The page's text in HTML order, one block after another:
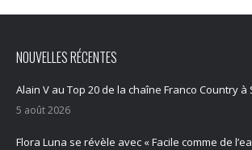
NOUVELLES RÉCENTES
Alain V au Top 20 de la chaîne Franco Country à
5 août 2026
Flora Luna se révèle avec « Facile comme de